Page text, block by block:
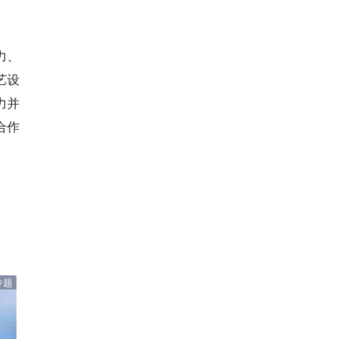
设
并
作
题